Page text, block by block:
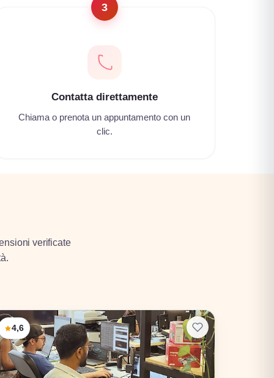
3
Contatta direttamente
Chiama o prenota un appuntamento con un
clic.
verificate
4,6